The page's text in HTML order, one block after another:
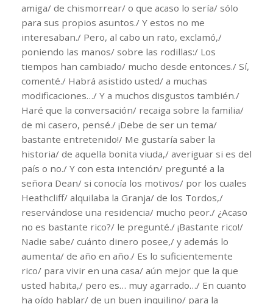
amiga/ de chismorrear/ o que acaso lo sería/ sólo
para sus propios asuntos./ Y estos no me
interesaban./ Pero, al cabo un rato, exclamó,/
poniendo las manos/ sobre las rodillas:/ Los
tiempos han cambiado/ mucho desde entonces./ Sí,
comenté./ Habrá asistido usted/ a muchas
modificaciones…/ Y a muchos disgustos también./
Haré que la conversación/ recaiga sobre la familia/
de mi casero, pensé./ ¡Debe de ser un tema/
bastante entretenido!/ Me gustaría saber la
historia/ de aquella bonita viuda,/ averiguar si es del
país o no./ Y con esta intención/ pregunté a la
señora Dean/ si conocía los motivos/ por los cuales
Heathcliff/ alquilaba la Granja/ de los Tordos,/
reservándose una residencia/ mucho peor./ ¿Acaso
no es bastante rico?/ le pregunté./ ¡Bastante rico!/
Nadie sabe/ cuánto dinero posee,/ y además lo
aumenta/ de año en año./ Es lo suficientemente
rico/ para vivir en una casa/ aún mejor que la que
usted habita,/ pero es… muy agarrado…/ En cuanto
ha oído hablar/ de un buen inquilino/ para la